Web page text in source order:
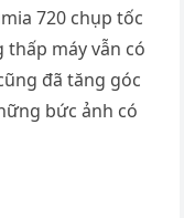
720 chụp tốc
máy vẫn có
đã tăng góc
bức ảnh có